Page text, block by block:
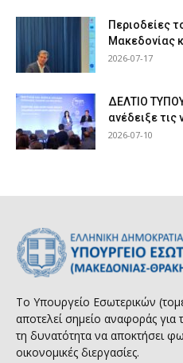
Περιοδείες
Μακεδονίας
2026-07-17
ΔΕΛΤΙΟ
ανέδειξε τις
2026-07-10
Το Υπουργείο Εσωτερικών
αποτελεί σημείο αναφοράς για
τη δυνατότητα να αποκτήσει
οικονομικές διεργασίες.